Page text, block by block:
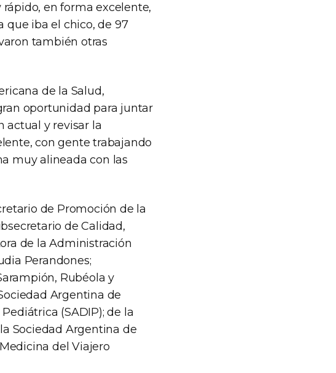
en forma excelente,
que iba el chico, de 97
también otras
de la Salud,
oportunidad para juntar
actual y revisar la
con gente trabajando
muy alineada con las
de Promoción de la
de Calidad,
de la Administración
Perandones;
Rubéola y
Argentina de
(SADIP); de la
Sociedad Argentina de
del Viajero